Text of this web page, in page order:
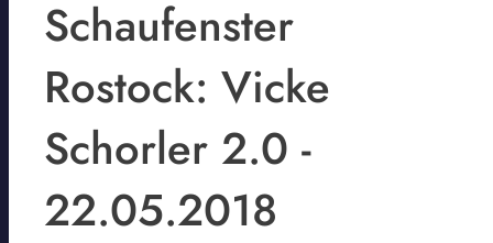
Schaufenster
Rostock: Vicke
Schorler 2.0 -
22.05.2018